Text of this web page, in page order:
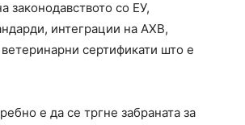
законодавството со ЕУ,
интеграции на АХВ,
сертификати што е
е да се тргне забраната за